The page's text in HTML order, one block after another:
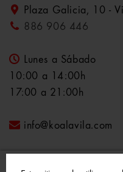
Plaza Galicia, 10 -
886 906 446
Lunes a Sábado
10:00 a 14:00h
17:00 a 21:00h
info@koalavila.com